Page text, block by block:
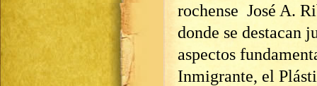
rochense José A.
donde se destacan
aspectos
Inmigrante, el